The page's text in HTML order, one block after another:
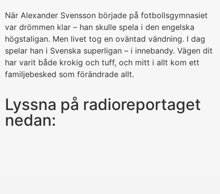
När Alexander Svensson började på fotbollsgymnasiet
var drömmen klar – han skulle spela i den engelska
högstaligan. Men livet tog en oväntad vändning. I dag
spelar han i Svenska superligan – i innebandy. Vägen dit
har varit både krokig och tuff, och mitt i allt kom ett
familjebesked som förändrade allt.
Lyssna på radioreportaget
nedan: